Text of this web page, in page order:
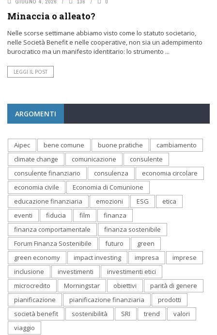
GIUGNO 4, 2026 136 0
Minaccia o alleato?
Nelle scorse settimane abbiamo visto come lo statuto societario,
nelle Società Benefit e nelle cooperative, non sia un adempimento
burocratico ma un manifesto identitario: lo strumento ...
LEGGI IL POST
ARGOMENTI
Aipec bene comune buone pratiche
cambiamento
climate change
comunicazione
consulente
consulente finanziario
consulenza
economia circolare
economia civile
Economia di Comunione
educazione finanziaria
emozioni ESG
etica
eventi
fiducia film
finanza
finanza comportamentale
finanza sostenibile
Forum Finanza Sostenibile
futuro
green
green economy
impact investing impresa
imprese
inclusione
investimenti
investimenti etici
microcredito
Morningstar obiettivi
parità di genere
pianificazione
pianificazione finanziaria
prodotti
società benefit
sostenibilità SRI trend
valori
viaggio